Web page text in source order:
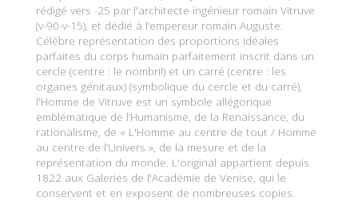
rédigé vers -25 par l'architecte ingénieur romain Vitruve
(v-90-v-15), et dédié à l’empereur romain Auguste.
Célèbre représentation des proportions idéales
parfaites du corps humain parfaitement inscrit dans un
cercle (centre : le nombril) et un carré (centre : les
organes génitaux) (symbolique du cercle et du carré),
l'Homme de Vitruve est un symbole allégorique
emblématique de l’Humanisme, de la Renaissance, du
rationalisme, de « L'Homme au centre de tout / Homme
au centre de l’Univers », de la mesure et de la
représentation du monde. L'original appartient depuis
1822 aux Galeries de l'Académie de Venise, qui le
conservent et en exposent de nombreuses copies.